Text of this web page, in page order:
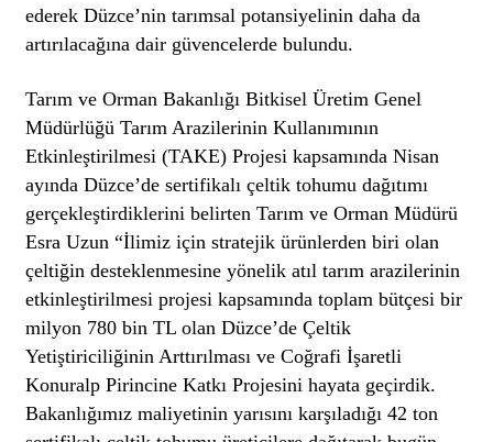
ederek Düzce’nin tarımsal potansiyelinin daha da
artırılacağına dair güvencelerde bulundu.
Tarım ve Orman Bakanlığı Bitkisel Üretim Genel
Müdürlüğü Tarım Arazilerinin Kullanımının
Etkinleştirilmesi (TAKE) Projesi kapsamında Nisan
ayında Düzce’de sertifikalı çeltik tohumu dağıtımı
gerçekleştirdiklerini belirten Tarım ve Orman Müdürü
Esra Uzun “İlimiz için stratejik ürünlerden biri olan
çeltiğin desteklenmesine yönelik atıl tarım arazilerinin
etkinleştirilmesi projesi kapsamında toplam bütçesi bir
milyon 780 bin TL olan Düzce’de Çeltik
Yetiştiriciliğinin Arttırılması ve Coğrafi İşaretli
Konuralp Pirincine Katkı Projesini hayata geçirdik.
Bakanlığımız maliyetinin yarısını karşıladığı 42 ton